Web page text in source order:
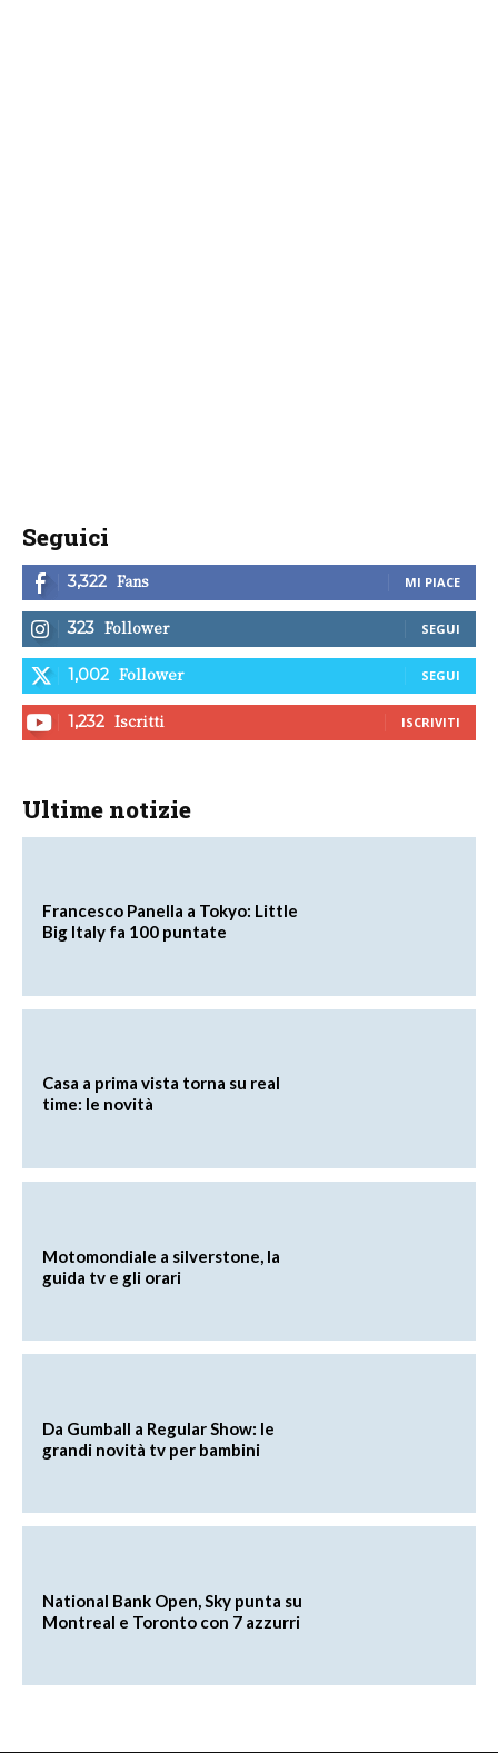
Seguici
3,322 Fans MI PIACE
323 Follower SEGUI
1,002 Follower SEGUI
1,232 Iscritti ISCRIVITI
Ultime notizie
Francesco Panella a Tokyo: Little
Big Italy fa 100 puntate
Casa a prima vista torna su real
time: le novità
Motomondiale a silverstone, la
guida tv e gli orari
Da Gumball a Regular Show: le
grandi novità tv per bambini
National Bank Open, Sky punta su
Montreal e Toronto con 7 azzurri